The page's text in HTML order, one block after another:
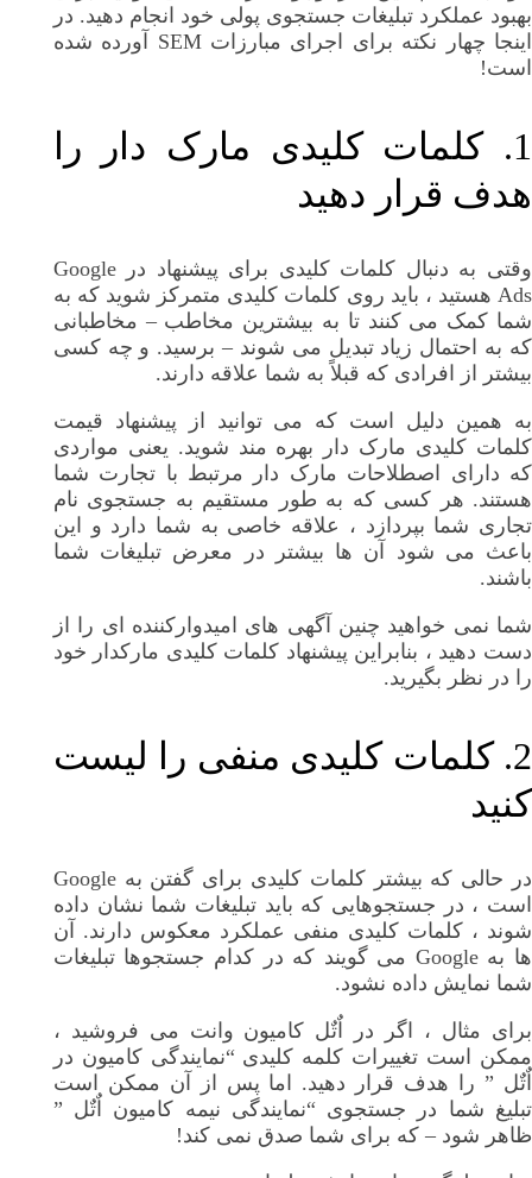
بهبود عملکرد تبلیغات جستجوی پولی خود انجام دهید. در
اینجا چهار نکته برای اجرای مبارزات SEM آورده شده
است!
1. کلمات کلیدی مارک دار را
هدف قرار دهید
وقتی به دنبال کلمات کلیدی برای پیشنهاد در Google
Ads هستید ، باید روی کلمات کلیدی متمرکز شوید که به
شما کمک می کنند تا به بیشترین مخاطب – مخاطبانی
که به احتمال زیاد تبدیل می شوند – برسید. و چه کسی
بیشتر از افرادی که قبلاً به شما علاقه دارند.
به همین دلیل است که می توانید از پیشنهاد قیمت
کلمات کلیدی مارک دار بهره مند شوید. یعنی مواردی
که دارای اصطلاحات مارک دار مرتبط با تجارت شما
هستند. هر کسی که به طور مستقیم به جستجوی نام
تجاری شما بپردازد ، علاقه خاصی به شما دارد و این
باعث می شود آن ها بیشتر در معرض تبلیغات شما
باشند.
شما نمی خواهید چنین آگهی های امیدوارکننده ای را از
دست دهید ، بنابراین پیشنهاد کلمات کلیدی مارکدار خود
را در نظر بگیرید.
2. کلمات کلیدی منفی را لیست
کنید
در حالی که بیشتر کلمات کلیدی برای گفتن به Google
است ، در جستجوهایی که باید تبلیغات شما نشان داده
شوند ، کلمات کلیدی منفی عملکرد معکوس دارند. آن
ها به Google می گویند که در کدام جستجوها تبلیغات
شما نمایش داده نشود.
برای مثال ، اگر در اٌتٌل کامیون وانت می فروشید ،
ممکن است تغییرات کلمه کلیدی “نمایندگی کامیون در
اٌتٌل ” را هدف قرار دهید. اما پس از آن ممکن است
تبلیغ شما در جستجوی “نمایندگی نیمه کامیون اٌتٌل ”
ظاهر شود – که برای شما صدق نمی کند!